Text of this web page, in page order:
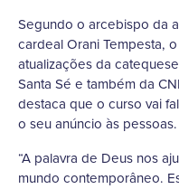
Segundo o arcebispo da
cardeal Orani Tempesta,
atualizações da
Santa Sé e também da
destaca que o curso vai
o seu anúncio às pessoas.
“A palavra de Deus nos
mundo contemporâneo.